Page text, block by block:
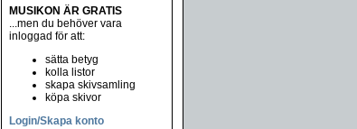
MUSIKON ÄR GRATIS
...men du behöver vara
inloggad för att:
sätta betyg
kolla listor
skapa skivsamling
köpa skivor
Login/Skapa konto